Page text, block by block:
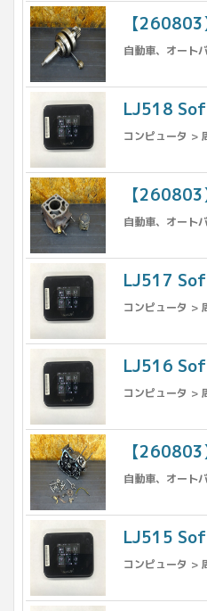
【
自動車、オート
LJ518
コンピュータ >
【
自動車、オート
LJ517
コンピュータ >
LJ516
コンピュータ >
【
自動車、オート
LJ515
コンピュータ >